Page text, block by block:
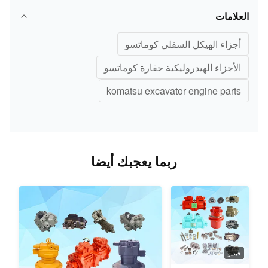
العلامات
أجزاء الهيكل السفلي كوماتسو
الأجزاء الهيدروليكية حفارة كوماتسو
komatsu excavator engine parts
ربما يعجبك أيضا
فيديو